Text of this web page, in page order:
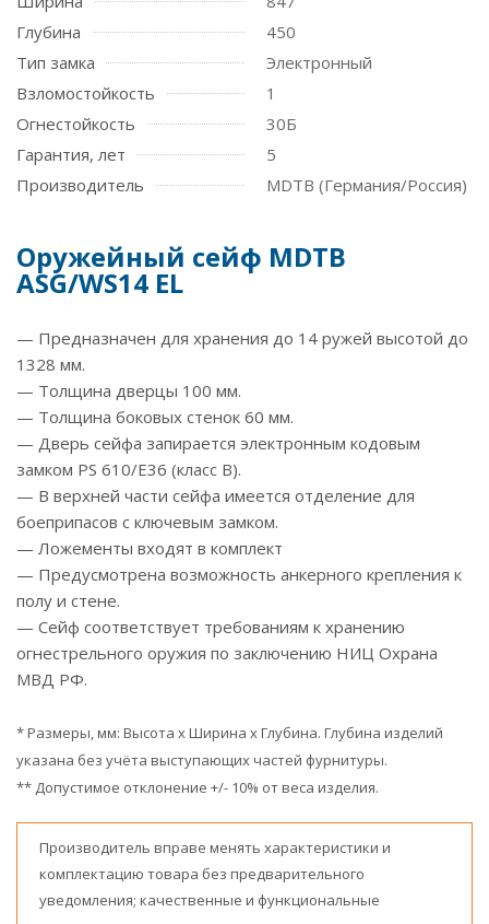
Глубина
450
Тип замка
Электронный
Взломостойкость
1
Огнестойкость
30Б
Гарантия, лет
5
Производитель
MDTB (Германия/Россия)
Оружейный сейф MDTB
ASG/WS14 EL
— Предназначен для хранения до 14 ружей высотой до
1328 мм.
— Толщина дверцы 100 мм.
— Толщина боковых стенок 60 мм.
— Дверь сейфа запирается электронным кодовым
замком PS 610/E36 (класс В).
— В верхней части сейфа имеется отделение для
боеприпасов с ключевым замком.
— Ложементы входят в комплект
— Предусмотрена возможность анкерного крепления к
полу и стене.
— Сейф соответствует требованиям к хранению
огнестрельного оружия по заключению НИЦ Охрана
МВД РФ.
* Размеры, мм: Высота x Ширина x Глубина. Глубина изделий
указана без учёта выступающих частей фурнитуры.
** Допустимое отклонение +/- 10% от веса изделия.
Производитель вправе менять характеристики и
комплектацию товара без предварительного
уведомления; качественные и функциональные